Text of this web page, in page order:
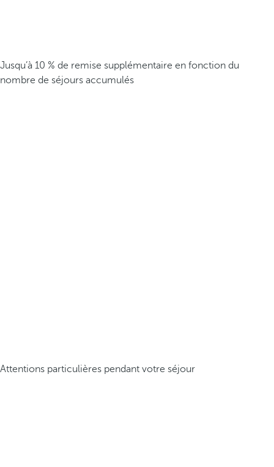
Jusqu’à 10 % de remise supplémentaire en fonction du
nombre de séjours accumulés
Attentions particulières pendant votre séjour